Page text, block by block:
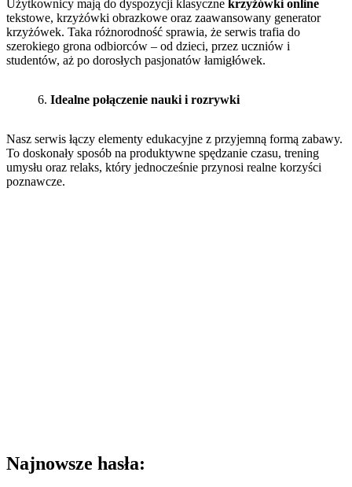
Użytkownicy mają do dyspozycji klasyczne krzyżówki online
tekstowe, krzyżówki obrazkowe oraz zaawansowany generator
krzyżówek. Taka różnorodność sprawia, że serwis trafia do
szerokiego grona odbiorców – od dzieci, przez uczniów i
studentów, aż po dorosłych pasjonatów łamigłówek.
Idealne połączenie nauki i rozrywki
Nasz serwis łączy elementy edukacyjne z przyjemną formą zabawy.
To doskonały sposób na produktywne spędzanie czasu, trening
umysłu oraz relaks, który jednocześnie przynosi realne korzyści
poznawcze.
Najnowsze hasła: